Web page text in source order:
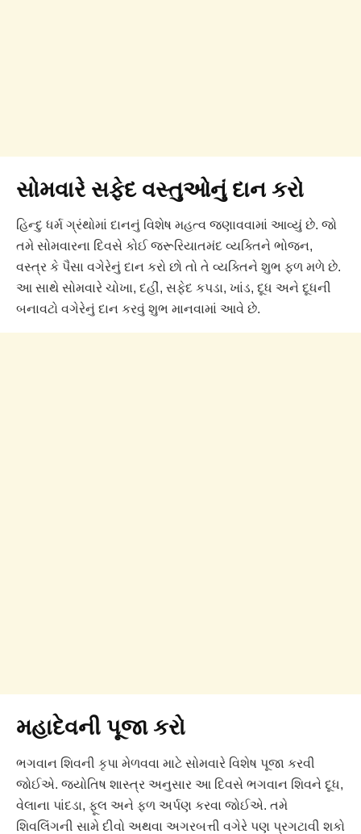
સોમવારે સફેદ વસ્તુઓનું દાન કરો
હિન્દુ ધર્મ ગ્રંથોમાં દાનનું વિશેષ મહત્વ જણાવવામાં આવ્યું છે. જો
તમે સોમવારના દિવસે કોઈ જરૂરિયાતમંદ વ્યક્તિને ભોજન,
વસ્ત્ર કે પૈસા વગેરેનું દાન કરો છો તો તે વ્યક્તિને શુભ ફળ મળે છે.
આ સાથે સોમવારે ચોખા, દહીં, સફેદ કપડા, ખાંડ, દૂધ અને દૂધની
બનાવટો વગેરેનું દાન કરવું શુભ માનવામાં આવે છે.
મહાદેવની પૂજા કરો
ભગવાન શિવની કૃપા મેળવવા માટે સોમવારે વિશેષ પૂજા કરવી
જોઈએ. જ્યોતિષ શાસ્ત્ર અનુસાર આ દિવસે ભગવાન શિવને દૂધ,
વેલાના પાંદડા, ફૂલ અને ફળ અર્પણ કરવા જોઈએ. તમે
શિવલિંગની સામે દીવો અથવા અગરબત્તી વગેરે પણ પ્રગટાવી શકો